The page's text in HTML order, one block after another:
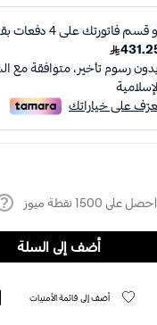
احصل على 1500 نقطة ميوز
أضف إلى السلة
أضف إلى قائمة الأمنيات